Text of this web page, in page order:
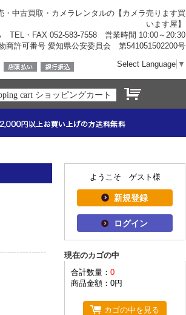
中古買取・カメラレンタルの【カメラ売ります買
います屋】
TEL・FAX 052-583-7558 営業時間 10:00～20:30
商許可番号 愛知県公安委員会 第541051502200号
Select Language ▼
cart ショッピングカート
ようこそ ゲスト様
新規登録
ログイン
現在のカゴの中
合計数量： 0
商品金額： 0円
カゴの中を見る